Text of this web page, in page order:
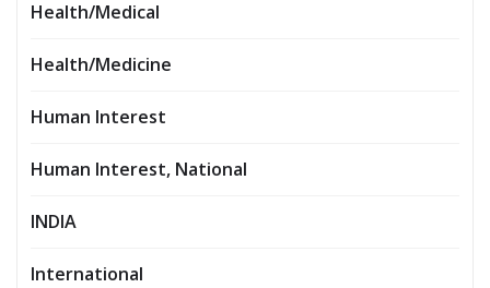
Health/Medical
Health/Medicine
Human Interest
Human Interest, National
INDIA
International